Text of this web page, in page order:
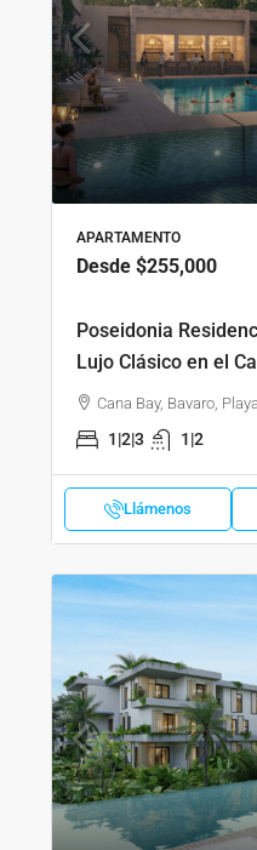
APARTAMENTO
Desde $255,000
Poseidonia
Lujo Clásico en el
Cana Bay, Bavaro,
1|2|3 1|2
Llámenos